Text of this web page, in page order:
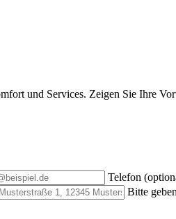
und Services. Zeigen Sie Ihre
Telefon
Bitte